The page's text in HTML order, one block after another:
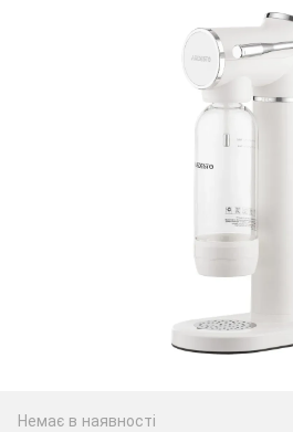
Немає в наявності